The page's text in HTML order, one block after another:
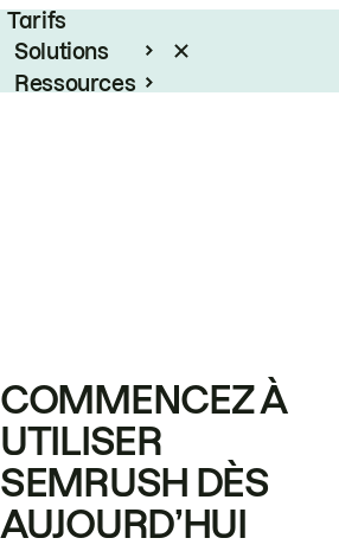
Tarifs
Solutions
Ressources
COMMENCEZ À
UTILISER
SEMRUSH DÈS
AUJOURD’HUI